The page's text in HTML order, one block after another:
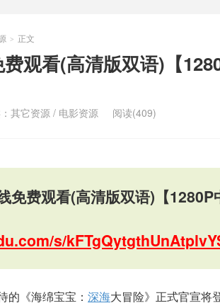
> 正文
费观看(高清版双语)【
其它资源 / 电影资源 阅读(409)
免费观看(高清版双语)【
s/
的《海绵宝宝： 深海大冒险》正式官宣将